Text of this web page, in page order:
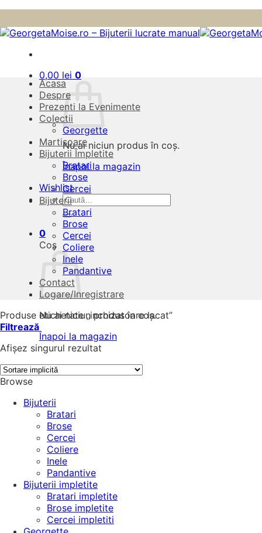
to
content
0,00 lei 0
Nu ai niciun produs în coș.
Înapoi la magazin
Wishlist
Caută
după:
0
Coș
Nu ai niciun produs în coș.
Înapoi la magazin
Acasa
Despre
Prezenti la Evenimente
Colectii
Georgette
Martisoare
Bijuterii Împletite
Bratari
Brose
Cercei
Bijuterii
Bratari
Brose
Cercei
Coliere
Inele
Pandantive
Contact
Logare/Inregistrare
Produse etichetate „inchizatoare lacat”
Filtrează
Afișez singurul rezultat
Browse
Bijuterii
Bratari
Brose
Cercei
Coliere
Inele
Pandantive
Bijuterii impletite
Bratari impletite
Brose impletite
Cercei impletiti